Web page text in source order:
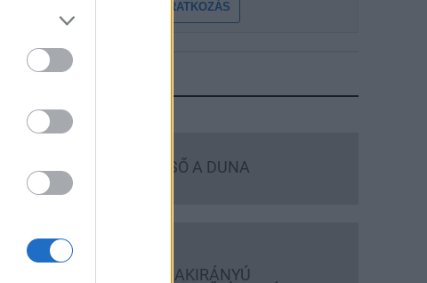
FELIRATKOZÁS
MEGÉRKEZETT AZ ESŐ A DUNA
VÍZGYŰJTŐJÉRE
Országos hírek
KECSKEMÉTEN IS SZAKIRÁNYÚ